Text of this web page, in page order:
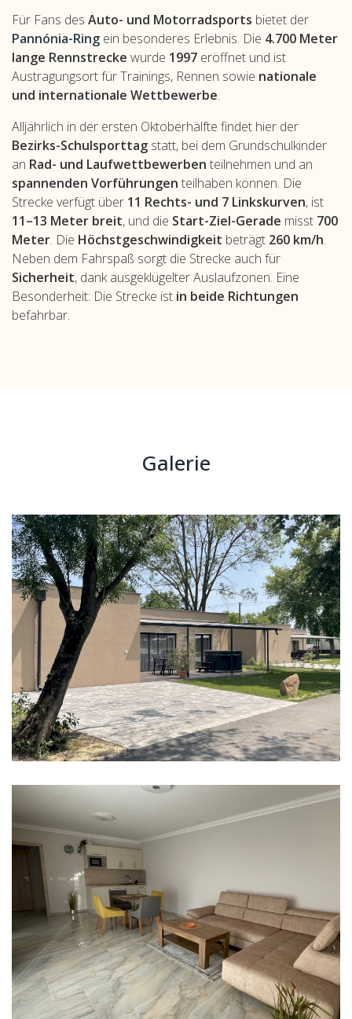
Für Fans des Auto- und Motorradsports bietet der
Pannónia-Ring ein besonderes Erlebnis. Die 4.700 Meter
lange Rennstrecke wurde 1997 eröffnet und ist
Austragungsort für Trainings, Rennen sowie nationale
und internationale Wettbewerbe.
Alljährlich in der ersten Oktoberhälfte findet hier der
Bezirks-Schulsporttag statt, bei dem Grundschulkinder
an Rad- und Laufwettbewerben teilnehmen und an
spannenden Vorführungen teilhaben können. Die
Strecke verfügt über 11 Rechts- und 7 Linkskurven, ist
11–13 Meter breit, und die Start-Ziel-Gerade misst 700
Meter. Die Höchstgeschwindigkeit beträgt 260 km/h.
Neben dem Fahrspaß sorgt die Strecke auch für
Sicherheit, dank ausgeklügelter Auslaufzonen. Eine
Besonderheit: Die Strecke ist in beide Richtungen
befahrbar.
Galerie